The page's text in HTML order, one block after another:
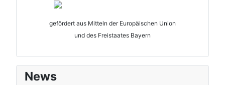
gefördert aus Mitteln der Europäischen Union
und des Freistaates Bayern
News